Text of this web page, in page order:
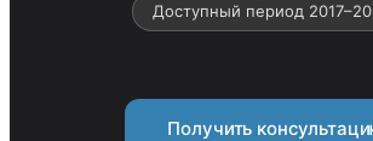
Доступный период
Получить